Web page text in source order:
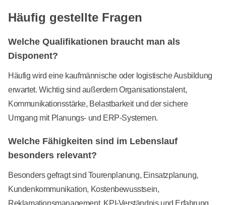
Häufig gestellte Fragen
Welche Qualifikationen braucht man als
Disponent?
Häufig wird eine kaufmännische oder logistische Ausbildung
erwartet. Wichtig sind außerdem Organisationstalent,
Kommunikationsstärke, Belastbarkeit und der sichere
Umgang mit Planungs- und ERP-Systemen.
Welche Fähigkeiten sind im Lebenslauf
besonders relevant?
Besonders gefragt sind Tourenplanung, Einsatzplanung,
Kundenkommunikation, Kostenbewusstsein,
Reklamationsmanagement, KPI-Verständnis und Erfahrung